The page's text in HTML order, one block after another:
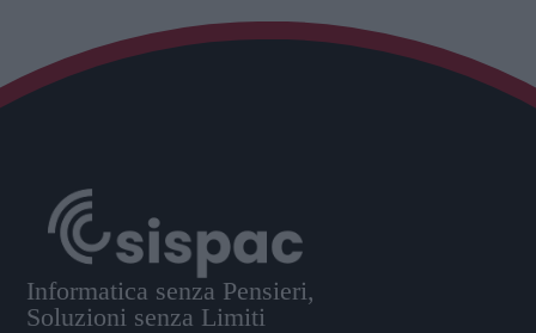
Informatica senza Pensieri,
Soluzioni senza Limiti